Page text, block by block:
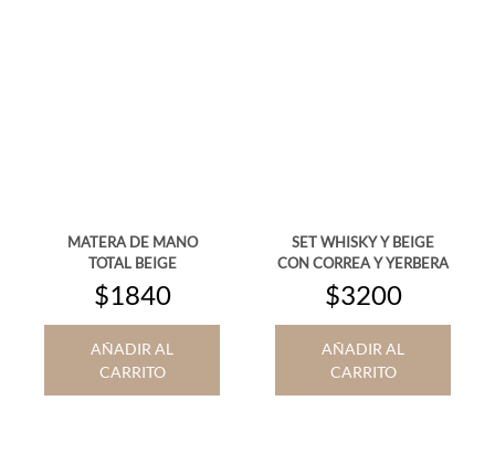
MATERA DE MANO
TOTAL BEIGE
$1840
AÑADIR AL
CARRITO
SET WHISKY Y BEIGE
CON CORREA Y YERBERA
$3200
AÑADIR AL
CARRITO